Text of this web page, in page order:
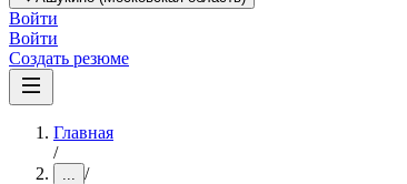
Войти
Войти
Создать резюме
Главная
/
... /